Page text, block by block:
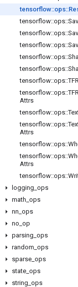
tensorflow::ops::
tensorflow::ops::
tensorflow::ops::
tensorflow::ops::
tensorflow::ops::
tensorflow::ops::
tensorflow::ops::
tensorflow::ops::
Attrs
tensorflow::ops::
tensorflow::ops::
Attrs
tensorflow::ops::
tensorflow::ops::
Attrs
tensorflow::ops::
logging ops
math ops
nn ops
no op
parsing ops
random ops
sparse ops
state ops
string ops